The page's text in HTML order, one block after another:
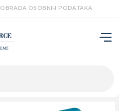
OBRADA OSOBNIH PODATAKA